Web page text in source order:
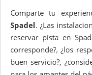
Comparte tu
Spadel. ¿Las
reservar pista en
corresponde?, ¿los
buen servicio?,